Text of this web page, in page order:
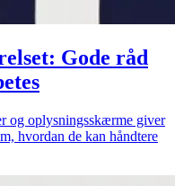
Gode råd
og oplysningsskærme giver
hvordan de kan håndtere